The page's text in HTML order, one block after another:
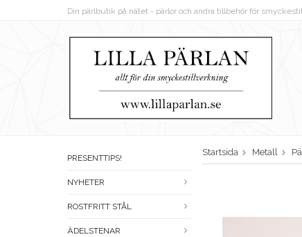
Din pärlbutik på nätet - pärlor och andra tillbehör för
PRESENTTIPS!
NYHETER
ROSTFRITT STÅL
ÄDELSTENAR
Startsida Metall